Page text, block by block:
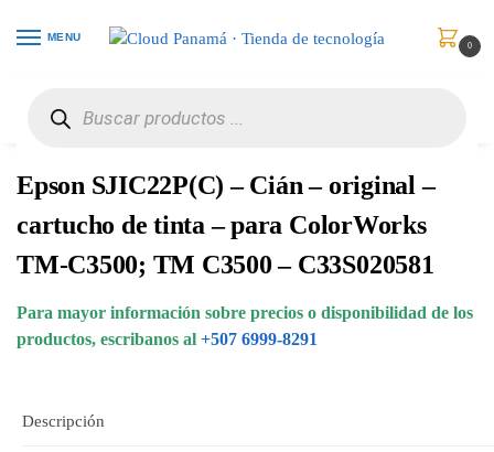
MENU
0
Epson SJIC22P(C) – Cián – original –
cartucho de tinta – para ColorWorks
TM-C3500; TM C3500 – C33S020581
Para mayor información sobre precios o disponibilidad de los
productos, escribanos al +507 6999-8291
Descripción